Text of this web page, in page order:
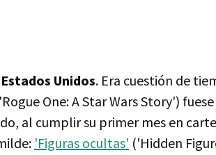
Unidos. Era cuestión de
One: A Star Wars Story') fuese
al cumplir su primer mes en
'Figuras ocultas' ('Hidden